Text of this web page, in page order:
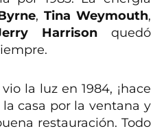
, Tina Weymouth,
Harrisonquedó
la luz en 1984, ¡hace
casa por la ventana y
restauración. Todo